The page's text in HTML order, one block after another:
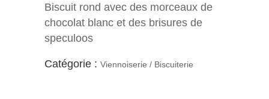
Biscuit rond avec des morceaux de
chocolat blanc et des brisures de
speculoos
Catégorie : Viennoiserie / Biscuiterie